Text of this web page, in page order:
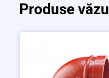
Produse